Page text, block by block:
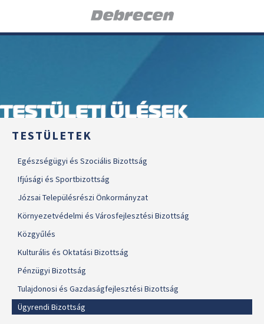
TESTÜLETI ÜLÉSEK
TESTÜLETEK
Egészségügyi és Szociális Bizottság
Ifjúsági és Sportbizottság
Józsai Településrészi Önkormányzat
Környezetvédelmi és Városfejlesztési Bizottság
Közgyűlés
Kulturális és Oktatási Bizottság
Pénzügyi Bizottság
Tulajdonosi és Gazdaságfejlesztési Bizottság
Ügyrendi Bizottság